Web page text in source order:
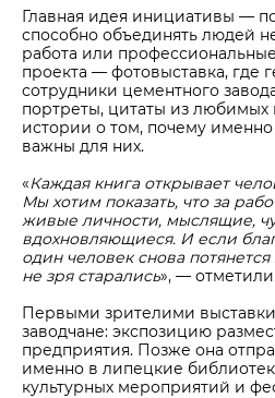
Главная идея инициативы —
способно объединять людей
работа или
проекта — фотовыставка, где
сотрудники цементного
портреты, цитаты из любимых
истории о том, почему
важны для них.
«Каждая книга открывает
Мы хотим показать, что за
живые личности, мыслящие,
вдохновляющиеся. И если
один человек снова
не зря старались», —
Первыми зрителими выставки
заводчане: экспозицию
предприятия. Позже она
именно в липецкие
культурных мероприятий и